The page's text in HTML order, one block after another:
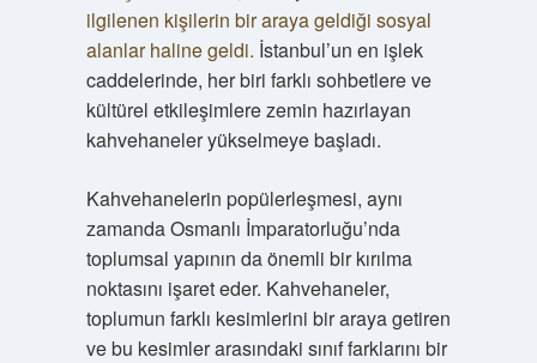
ilgilenen kişilerin bir araya geldiği sosyal
alanlar haline geldi. İstanbul’un en işlek
caddelerinde, her biri farklı sohbetlere ve
kültürel etkileşimlere zemin hazırlayan
kahvehaneler yükselmeye başladı.
Kahvehanelerin popülerleşmesi, aynı
zamanda Osmanlı İmparatorluğu’nda
toplumsal yapının da önemli bir kırılma
noktasını işaret eder. Kahvehaneler,
toplumun farklı kesimlerini bir araya getiren
ve bu kesimler arasındaki sınıf farklarını bir